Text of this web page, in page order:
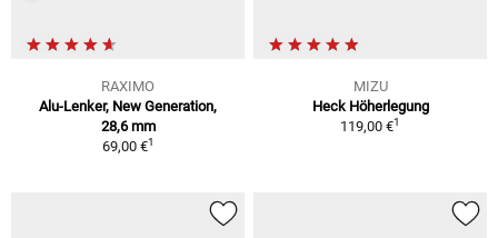
RAXIMO
Alu-Lenker, New Generation,
28,6 mm
69,00 €1
MIZU
Heck Höherlegung
119,00 €1